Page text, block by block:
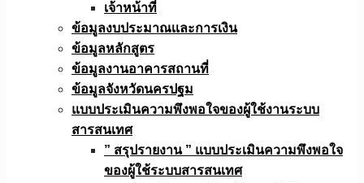
เจ้าหน้าที่
ข้อมูลงบประมาณเเละการเงิน
ข้อมูลหลักสูตร
ข้อมูลงานอาคารสถานที่
ข้อมูลจังหวัดนครปฐม
แบบประเมินความพึงพอใจของผู้ใช้งานระบบ
สารสนเทศ
” สรุปรายงาน ” แบบประเมินความพึงพอใจ
ของผู้ใช้ระบบสารสนเทศ